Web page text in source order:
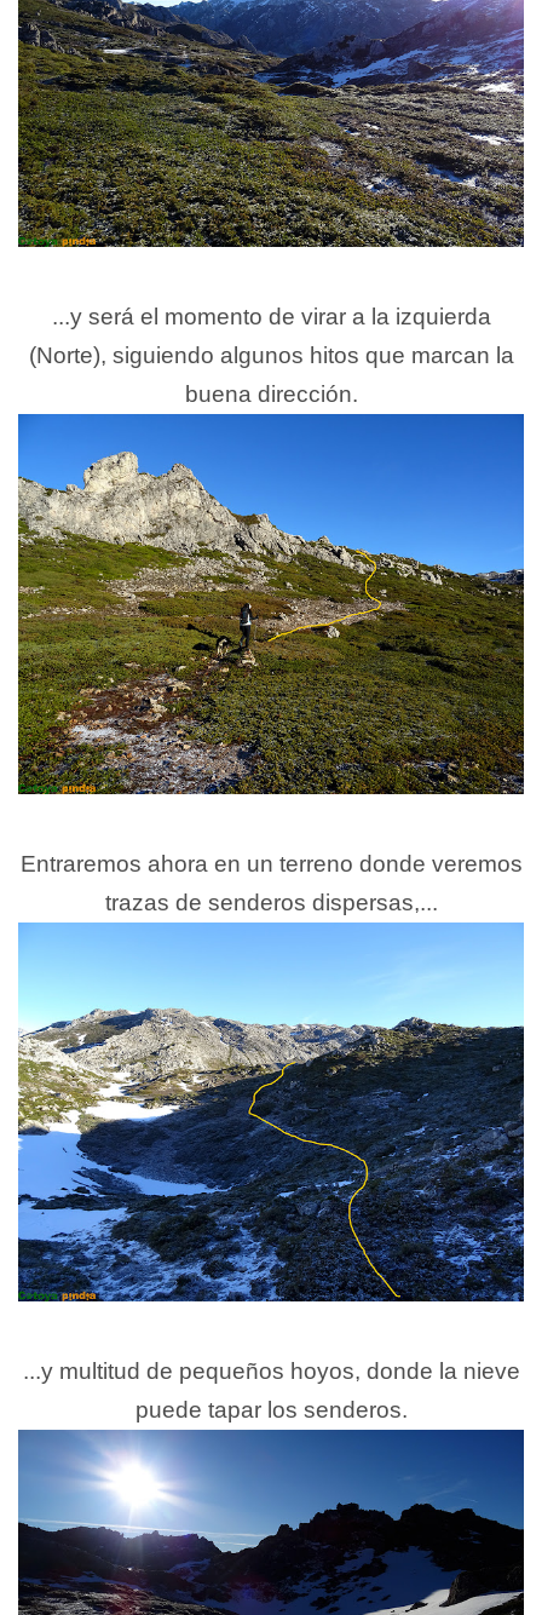
...y será el momento de virar a la izquierda
(Norte), siguiendo algunos hitos que marcan la
buena dirección.
Entraremos ahora en un terreno donde veremos
trazas de senderos dispersas,...
...y multitud de pequeños hoyos, donde la nieve
puede tapar los senderos.